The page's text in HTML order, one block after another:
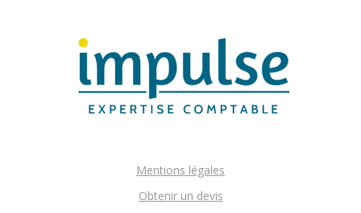
Mentions légales
Obtenir un devis